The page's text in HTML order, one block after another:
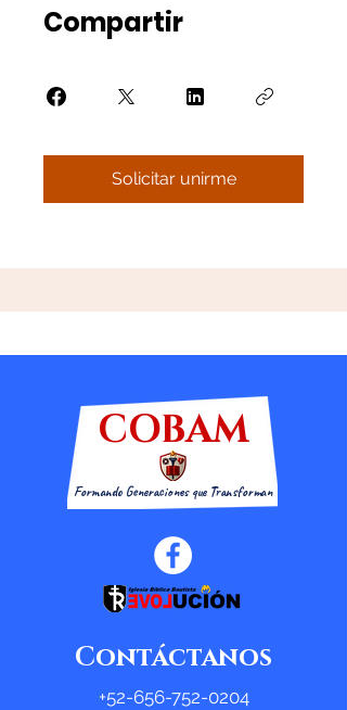
Compartir
Solicitar unirme
COBAM
Formando Generaciones que Transforman
Contáctanos
+52-656-752-0204